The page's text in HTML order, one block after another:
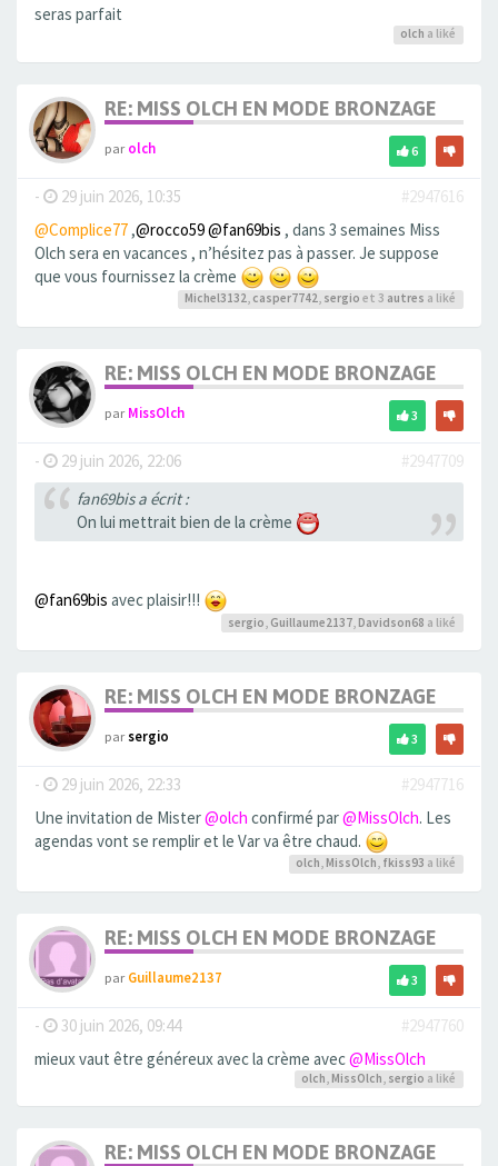
seras parfait
olch a liké
RE: MISS OLCH EN MODE BRONZAGE
parolch 6
- 29 juin 2026, 10:35
#2947616
@Complice77 ,@rocco59@fan69bis , dans 3 semaines Miss
Olch sera en vacances , n’hésitez pas à passer. Je suppose
que vous fournissez la crème
Michel3132, casper7742, sergio et 3 autres a liké
RE: MISS OLCH EN MODE BRONZAGE
parMissOlch 3
- 29 juin 2026, 22:06
#2947709
fan69bis a écrit :
On lui mettrait bien de la crème
@fan69bis avec plaisir!!!
sergio Guillaume2137 Davidson68 a liké
RE: MISS OLCH EN MODE BRONZAGE
parsergio 3
- 29 juin 2026, 22:33
#2947716
Une invitation de Mister@olch confirmé par@MissOlch. Les
agendas vont se remplir et le Var va être chaud.
olch, MissOlch, fkiss93 a liké
RE: MISS OLCH EN MODE BRONZAGE
parGuillaume2137 3
- 30 juin 2026, 09:44
#2947760
mieux vaut être généreux avec la crème avec@MissOlch
olch, MissOlch, sergio a liké
RE: MISS OLCH EN MODE BRONZAGE